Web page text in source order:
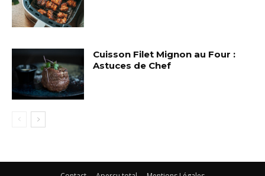
Cuisson Filet Mignon au Four :
Astuces de Chef